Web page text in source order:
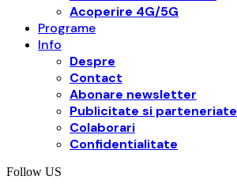
Acoperire 4G/5G
Programe
Info
Despre
Contact
Abonare newsletter
Publicitate si parteneriate
Colaborari
Confidentialitate
Follow US